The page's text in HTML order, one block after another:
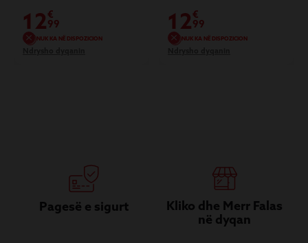
12€
99
NUK KA NË DISPOZICION
12€
99
NUK KA NË DISPOZICION
Pagesë e sigurt
Kliko dhe Merr Falas
në dyqan